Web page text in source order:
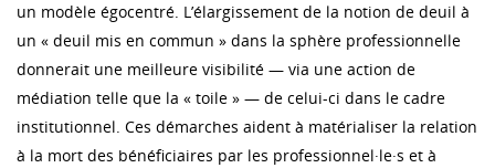
un modèle égocentré. L’élargissement de la notion de deuil à
un « deuil mis en commun » dans la sphère professionnelle
donnerait une meilleure visibilité — via une action de
médiation telle que la « toile » — de celui-ci dans le cadre
institutionnel. Ces démarches aident à matérialiser la relation
à la mort des bénéficiaires par les professionnel·le·s et à